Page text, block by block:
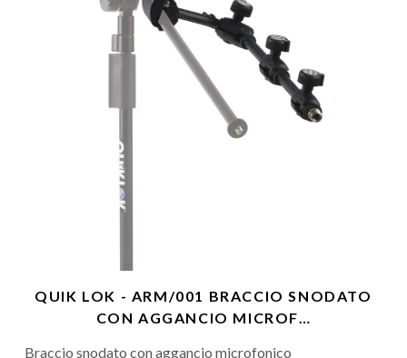
QUIK LOK - ARM/001 BRACCIO SNODATO
CON AGGANCIO MICROF…
Braccio snodato con aggancio microfonico